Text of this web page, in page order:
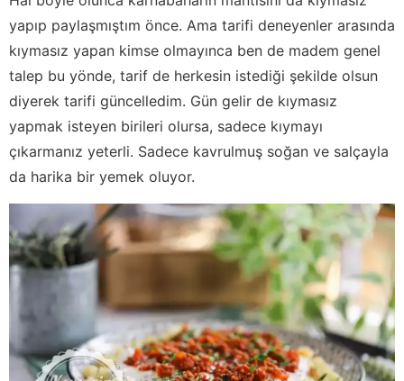
yapıp paylaşmıştım önce. Ama tarifi deneyenler arasında
kıymasız yapan kimse olmayınca ben de madem genel
talep bu yönde, tarif de herkesin istediği şekilde olsun
diyerek tarifi güncelledim. Gün gelir de kıymasız
yapmak isteyen birileri olursa, sadece kıymayı
çıkarmanız yeterli. Sadece kavrulmuş soğan ve salçayla
da harika bir yemek oluyor.